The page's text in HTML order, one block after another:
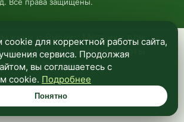
куки и Яндекс Метрику для
и улучшения работы
—в политике
.
Понятно
для корректной работы сайта,
сервиса. Продолжая
вы соглашаетесь с
cookie. Подробнее
Понятно